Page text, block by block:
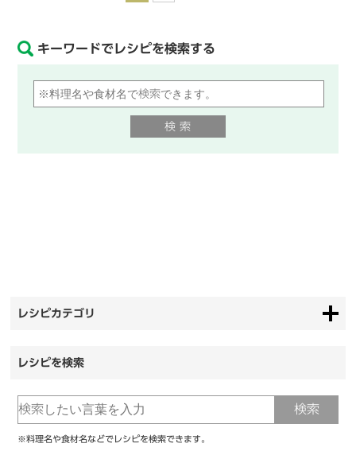
キーワードでレシピを検索する
レシピカテゴリ
レシピを検索
※料理名や食材名などでレシピを検索できます。